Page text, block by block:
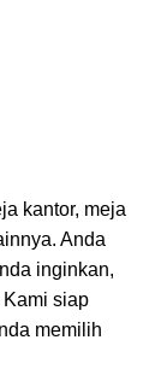
kantor, meja
Anda
inginkan,
siap
memilih